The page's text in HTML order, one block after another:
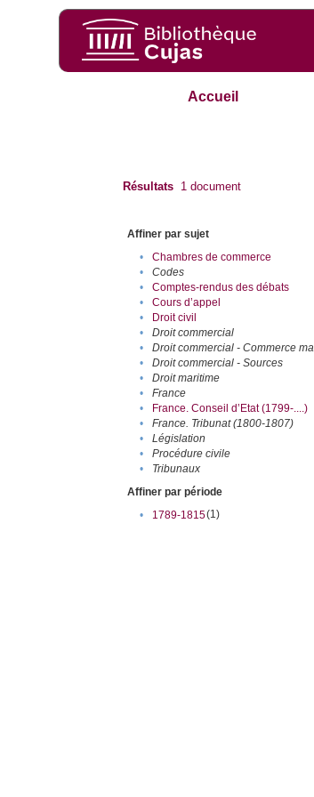
Accueil
Résultats 1 document
Affiner par sujet
•
Chambres de commerce
•
Codes
•
Comptes-rendus des débats
•
Cours d’appel
•
Droit civil
•
Droit commercial
•
Droit commercial - Commerce
•
Droit commercial - Sources
•
Droit maritime
•
France
•
France. Conseil d’Etat (1799-....)
•
France. Tribunat (1800-1807)
•
Législation
•
Procédure civile
•
Tribunaux
Affiner par période
•
1789-1815(1)